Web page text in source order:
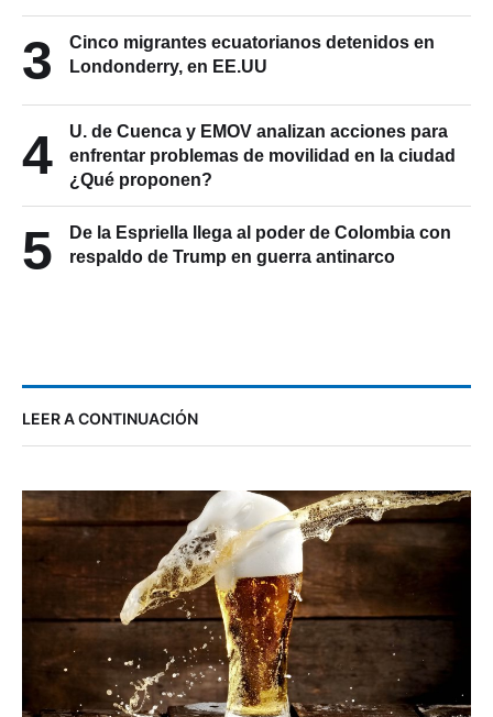
3
Cinco migrantes ecuatorianos detenidos en
Londonderry, en EE.UU
4
U. de Cuenca y EMOV analizan acciones para
enfrentar problemas de movilidad en la ciudad
¿Qué proponen?
5
De la Espriella llega al poder de Colombia con
respaldo de Trump en guerra antinarco
LEER A CONTINUACIÓN